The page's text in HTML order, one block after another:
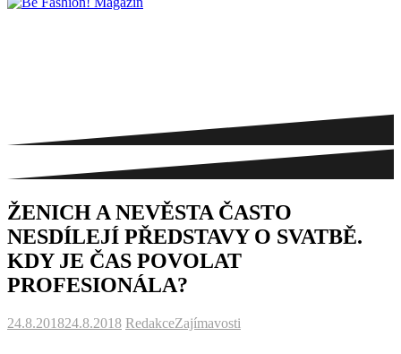
ŽENICH A NEVĚSTA ČASTO
NESDÍLEJÍ PŘEDSTAVY O SVATBĚ.
KDY JE ČAS POVOLAT
PROFESIONÁLA?
24.8.201824.8.2018 RedakceZajímavosti